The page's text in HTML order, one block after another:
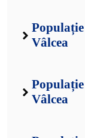
Vâlcea
Vâlcea